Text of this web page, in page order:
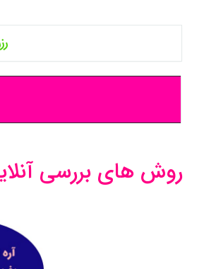
روش های بررسی